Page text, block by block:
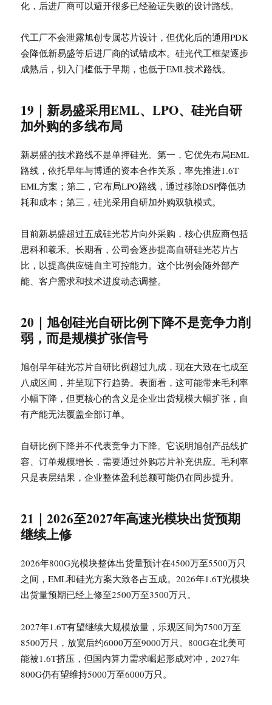
化，后进厂商可以避开很多已经验证失败的设计路线。
代工厂不会泄露旭创专属芯片设计，但优化后的通用PDK
会降低新易盛等后进厂商的试错成本。硅光代工框架逐步
成熟后，切入门槛低于早期，也低于EML技术路线。
19｜新易盛采用EML、LPO、硅光自研
加外购的多线布局
新易盛的技术路线不是单押硅光。第一，它优先布局EML
路线，依托早年与博通的资本合作关系，率先推进1.6T
EML方案；第二，它布局LPO路线，通过移除DSP降低功
耗和成本；第三，硅光采用自研加外购双轨模式。
目前新易盛超过五成硅光芯片向外采购，核心供应商包括
思科和羲禾。长期看，公司会逐步提高自研硅光芯片占
比，以提高供应链自主可控能力。这个比例会随外部产
能、客户需求和技术进度动态调整。
20｜旭创硅光自研比例下降不是竞争力削
弱，而是规模扩张信号
旭创早年硅光芯片自研比例超过九成，现在大致在七成至
八成区间，并呈现下行趋势。表面看，这可能带来毛利率
小幅下降，但更核心的含义是企业出货规模大幅扩张，自
有产能无法覆盖全部订单。
自研比例下降并不代表竞争力下降。它说明旭创产品线扩
容、订单规模增长，需要通过外购芯片补充供应。毛利率
只是表层结果，企业整体盈利总额可能仍在同步提升。
21｜2026至2027年高速光模块出货预期
继续上修
2026年800G光模块整体出货量预计在4500万至5500万只
之间，EML和硅光方案大致各占五成。2026年1.6T光模块
出货量预期已经上修至2500万至3500万只。
2027年1.6T有望继续大规模放量，乐观区间为7500万至
8500万只，放宽后约6000万至9000万只。800G在北美可
能被1.6T挤压，但国内算力需求崛起形成对冲，2027年
800G仍有望维持5000万至6000万只。